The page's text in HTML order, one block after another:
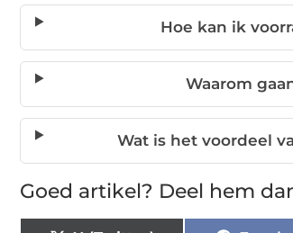
Hoe kan ik
Waarom
Wat is het voordeel
Goed artikel? Deel hem